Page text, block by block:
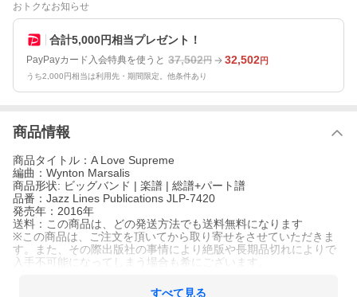
おトクなお知らせ
合計5,000円相当プレゼント！
PayPayカード入会特典を使うと 37,502円 32,502円
うち2,000円相当は利用先・期間限定。他条件あり
商品情報
商品タイトル：A Love Supreme
編曲：Wynton Marsalis
商品形状: ビッグバンド | 楽譜 | 総譜+パート譜
品番：Jazz Lines Publications JLP-7420
発売年：2016年
送料：この商品は、どの発送方法でも送料無料になります
※この商品は、ご注文を頂いてから取り寄せをさせていただきま
す。また、その際出版社の事情により絶版や長期品切れによりで
入手不可能になってしまう場合も希にございます。
すべて見る